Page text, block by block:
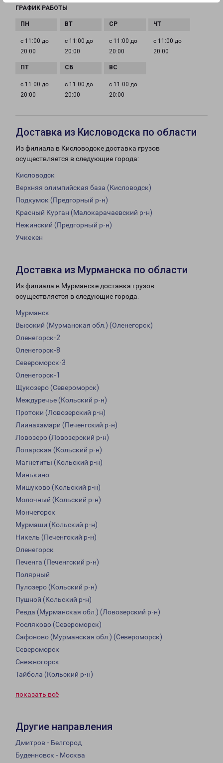
ГРАФИК РАБОТЫ
с 11:00 до
20:00
с 11:00 до
20:00
с 11:00 до
20:00
с 11:00 до
20:00
с 11:00 до
20:00
с 11:00 до
20:00
с 11:00 до
20:00
Доставка из Кисловодска по области
Из филиала в Кисловодске доставка грузов
осуществляется в следующие города:
Кисловодск
Верхняя олимпийская база (Кисловодск)
Подкумок (Предгорный р-н)
Красный Курган (Малокарачаевский р-н)
Нежинский (Предгорный р-н)
Учкекен
Доставка из Мурманска по области
Из филиала в Мурманске доставка грузов
осуществляется в следующие города:
Мурманск
Высокий (Мурманская обл.) (Оленегорск)
Оленегорск-2
Оленегорск-8
Североморск-3
Оленегорск-1
Щукозеро (Североморск)
Междуречье (Кольский р-н)
Протоки (Ловозерский р-н)
Лиинахамари (Печенгский р-н)
Ловозеро (Ловозерский р-н)
Лопарская (Кольский р-н)
Магнетиты (Кольский р-н)
Минькино
Мишуково (Кольский р-н)
Молочный (Кольский р-н)
Мончегорск
Мурмаши (Кольский р-н)
Никель (Печенгский р-н)
Оленегорск
Печенга (Печенгский р-н)
Полярный
Пулозеро (Кольский р-н)
Пушной (Кольский р-н)
Ревда (Мурманская обл.) (Ловозерский р-н)
Росляково (Североморск)
Сафоново (Мурманская обл.) (Североморск)
Североморск
Снежногорск
Тайбола (Кольский р-н)
показать всё
Другие направления
Дмитров - Белгород
Буденновск - Москва